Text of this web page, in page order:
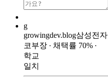
g
growingdev.blog삼성전자
코부장 ∙ 채택률 70% ∙
학교
일치